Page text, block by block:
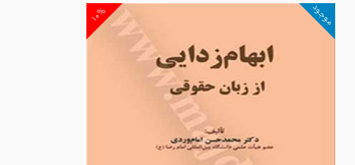
۱۰% موجود